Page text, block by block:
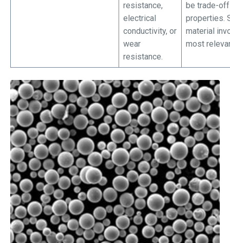
resistance,
electrical
conductivity, or
wear
resistance.
be trade-
properties.
material
most